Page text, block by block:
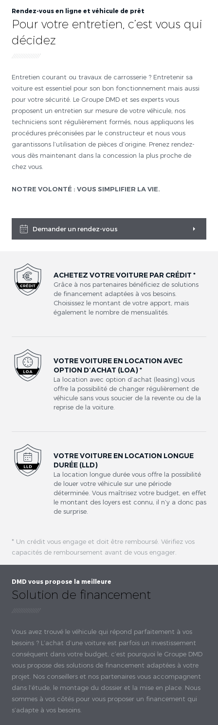
Rendez-vous en ligne et véhicule de prêt
Pour votre entretien, c’est vous qui
décidez
Entretien courant ou travaux de carrosserie ? Entretenir sa
voiture est essentiel pour son bon fonctionnement mais aussi
pour votre sécurité. Le Groupe DMD et ses experts vous
proposent un entretien sur mesure de votre véhicule, nos
techniciens sont régulièrement formés, nous appliquons les
procédures préconisées par le constructeur et nous vous
garantissons l’utilisation de pièces d’origine. Prenez rendez-
vous dès maintenant dans la concession la plus proche de
chez vous.
NOTRE VOLONTÉ : VOUS SIMPLIFIER LA VIE.
Demander un rendez-vous
DMD vous propose la meilleure
Solution de financement
Vous avez trouvé le véhicule qui répond parfaitement à vos
besoins ? L’achat d’une voiture est parfois un investissement
conséquent dans votre budget, c’est pourquoi le Groupe DMD
vous propose des solutions de financement adaptées à votre
projet. Nos conseillers et nos partenaires vous accompagnent
dans l’étude, le montage du dossier et la mise en place. Nous
sommes à vos côtés pour vous proposer un financement qui
s’adapte à vos besoins.
ACHETEZ VOTRE VOITURE PAR CRÉDIT *
Grâce à nos partenaires bénéficiez de solutions
de financement adaptées à vos besoins.
Choisissez le montant de votre apport, mais
également le nombre de mensualités.
VOTRE VOITURE EN LOCATION AVEC
OPTION D’ACHAT (LOA) *
La location avec option d’achat (leasing) vous
offre la possibilité de changer régulièrement de
véhicule sans vous soucier de la revente ou de la
reprise de la voiture.
VOTRE VOITURE EN LOCATION LONGUE
DURÉE (LLD)
La location longue durée vous offre la possibilité
de louer votre véhicule sur une période
déterminée. Vous maîtrisez votre budget, en effet
le montant des loyers est connu, il n’y a donc pas
de surprise.
* Un crédit vous engage et doit être remboursé. Vérifiez vos
capacités de remboursement avant de vous engager.